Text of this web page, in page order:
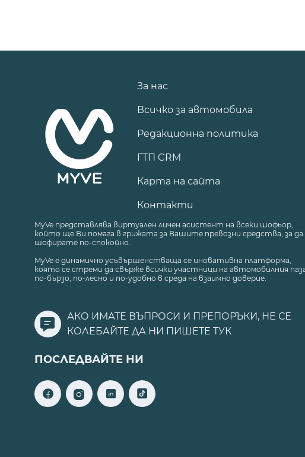
За нас
Всичко за автомобила
Редакционна политика
ГТП CRM
Карта на сайта
Контакти
MyVe представлява виртуален личен асистент на всеки шофьор,
който ще Ви помага в грижата за Вашите превозни средства, за да
шофирате по-спокойно.
MyVe е динамично усъвършенстваща се иновативна платформа,
която се стреми да свърже всички участници на автомобилния
по-бързо, по-лесно и по-удобно в среда на взаимно доверие.
АКО ИМАТЕ ВЪПРОСИ И ПРЕПОРЪКИ, НЕ СЕ
КОЛЕБАЙТЕ ДА НИ ПИШЕТЕ ТУК
ПОСЛЕДВАЙТЕ НИ